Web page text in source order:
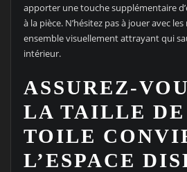
apporter une touche supplémentaire
à la pièce. N’hésitez pas à jouer avec
ensemble visuellement attrayant qui
intérieur.
ASSUREZ-
LA TAILLE
TOILE
L’ESPACE